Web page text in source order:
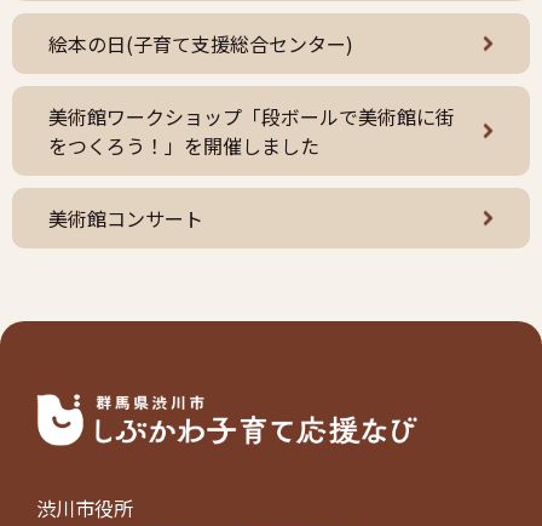
絵本の日(子育て支援総合センター)
美術館ワークショップ「段ボールで美術館に街
をつくろう！」を開催しました
美術館コンサート
渋川市役所